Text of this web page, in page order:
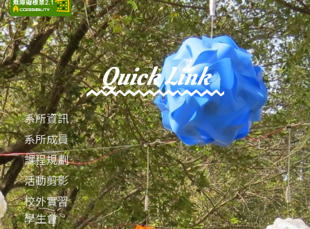
Quick Link
系所資訊
系所成員
課程規劃
活動剪影
校外實習
學生會